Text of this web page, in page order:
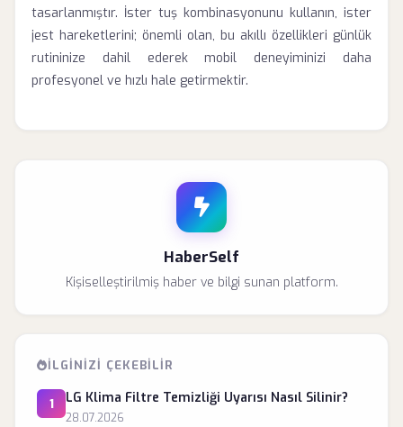
tasarlanmıştır. İster tuş kombinasyonunu kullanın, ister
jest hareketlerini; önemli olan, bu akıllı özellikleri günlük
rutininize dahil ederek mobil deneyiminizi daha
profesyonel ve hızlı hale getirmektir.
HaberSelf
Kişiselleştirilmiş haber ve bilgi sunan platform.
İLGINIZI ÇEKEBILIR
1 LG Klima Filtre Temizliği Uyarısı Nasıl Silinir?
28.07.2026